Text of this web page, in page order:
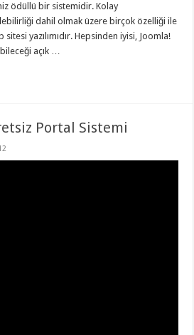
ödüllü bir sistemidir. Kolay
dahil olmak üzere birçok özelliği ile
yazılımıdır. Hepsinden iyisi, Joomla!
açık …
Portal Sistemi